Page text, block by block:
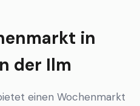
in
der Ilm
einen Wochenmarkt